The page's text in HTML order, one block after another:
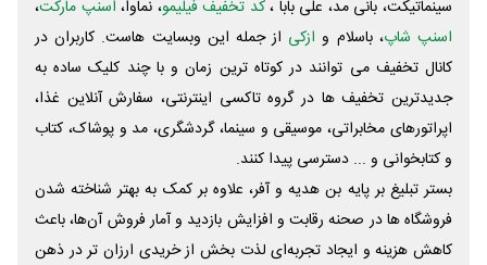
سینماتیکت، بانی مد، علی‌ بابا ،کد تخفیف فیلیمو، نماوا، اسنپ مارکت،
اسنپ شاپ، باسلام و ازکی از جمله این وبسایت ‌هاست. کاربران در
کانال تخفیف می توانند در کوتاه ترین زمان و با چند کلیک ساده به
جدیدترین تخفیف ها در گروه تاکسی اینترنتی، سفارش آنلاین غذا،
اپراتورهای مخابراتی، موسیقی و سینما، گردشگری، مد و پوشاک، کتاب
و کتابخوانی و ... دسترسی پیدا کنند.
بستر تبلیغ بر پایه بن هدیه و آفر، علاوه بر کمک به بهتر شناخته شدن
فروشگاه ها در صحنه رقابت و افزایش بازدید و آمار فروش آن‌ها، باعث
کاهش هزینه و ایجاد تجربه‌ای لذت بخش از خریدی ارزان تر در ذهن